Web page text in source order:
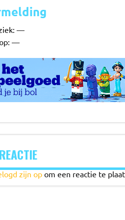
—
—
zijn opom een reactie te